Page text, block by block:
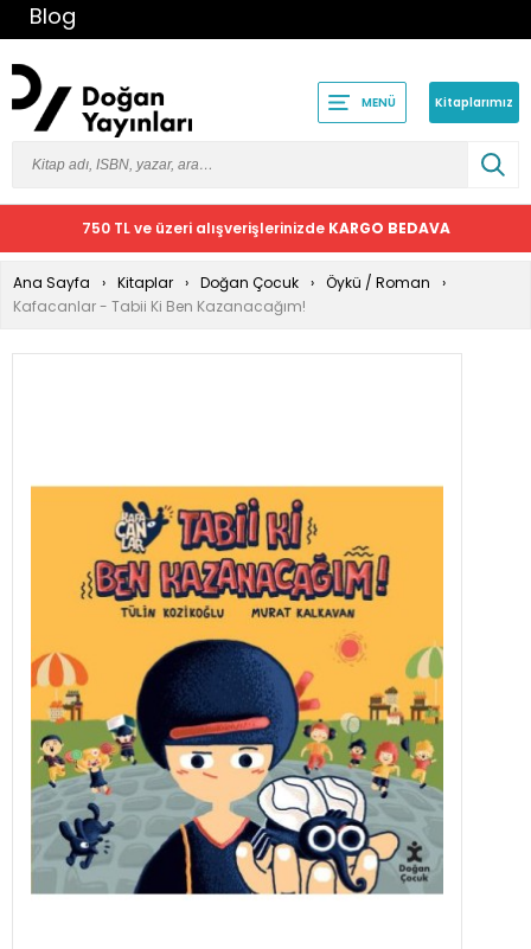
Blog
MENÜ Kitaplarımız
750 TL ve üzeri alışverişlerinizde KARGO BEDAVA
Ana Sayfa Kitaplar Doğan Çocuk
Öykü / Roman
Kafacanlar - Tabii Ki Ben Kazanacağım!